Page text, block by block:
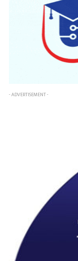
- ADVERTISEMENT -